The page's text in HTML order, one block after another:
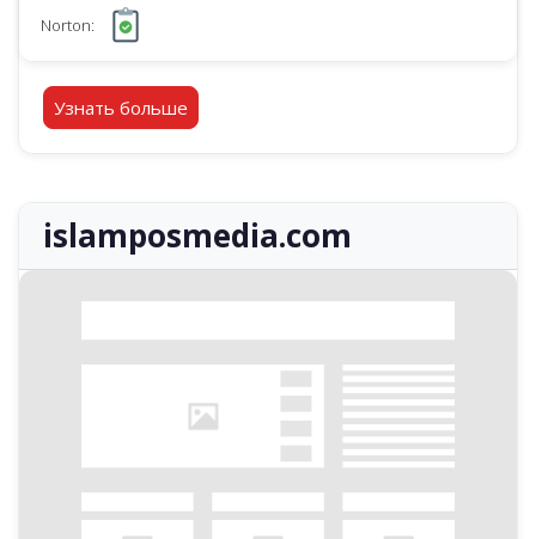
Norton:
Узнать больше
islamposmedia.com